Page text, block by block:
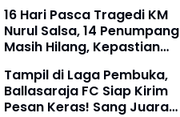
16 Hari Pasca Tragedi KM
Nurul Salsa, 14 Penumpang
Masih Hilang, Kepastian
dipertanyakan
Tampil di Laga Pembuka,
Ballasaraja FC Siap Kirim
Pesan Keras! Sang Juara